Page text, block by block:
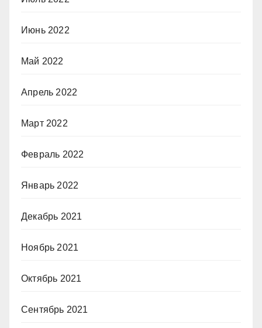
Июнь 2022
Май 2022
Апрель 2022
Март 2022
Февраль 2022
Январь 2022
Декабрь 2021
Ноябрь 2021
Октябрь 2021
Сентябрь 2021